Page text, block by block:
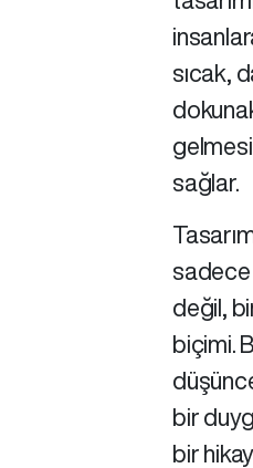
sıcak,
sağlar.
sadece
değil,
biçimi.
bir
bir